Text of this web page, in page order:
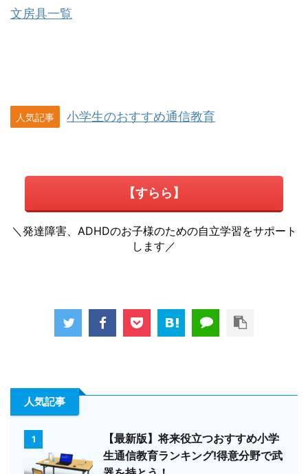
文房具一覧
人気記事 小学生のおすすめ通信教育
【すらら】
＼発達障害、ADHDのお子様のための自立学習をサポート
します／
人気記事
1
【最新版】将来役立つおすすめ小学
生通信教育ランキング!得意分野で武